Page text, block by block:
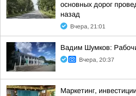
основных дорог
назад
Вчера, 21:01
Вадим Шумков:
Вчера, 20:37
Маркетинг,